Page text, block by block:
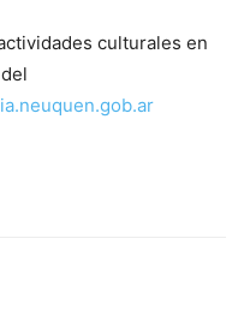
culturales en